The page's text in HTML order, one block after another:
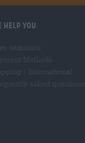
help you